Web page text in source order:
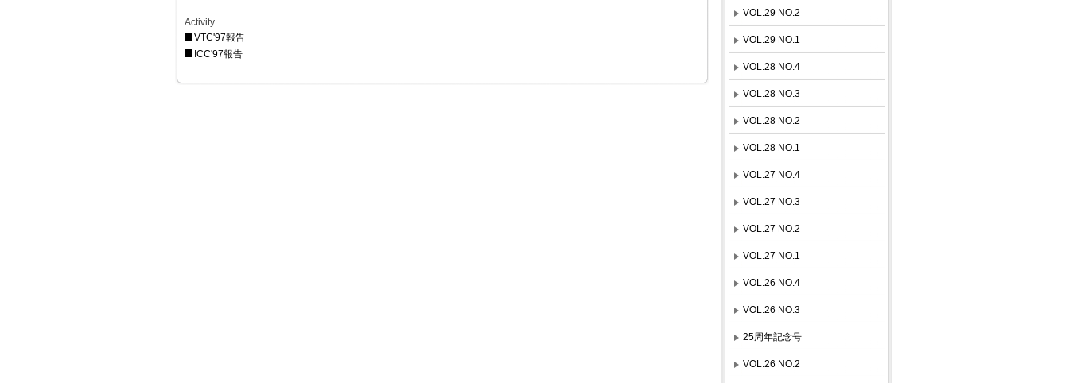
Activity
VTC'97報告
ICC'97報告
VOL.29 NO.2
VOL.29 NO.1
VOL.28 NO.4
VOL.28 NO.3
VOL.28 NO.2
VOL.28 NO.1
VOL.27 NO.4
VOL.27 NO.3
VOL.27 NO.2
VOL.27 NO.1
VOL.26 NO.4
VOL.26 NO.3
25周年記念号
VOL.26 NO.2